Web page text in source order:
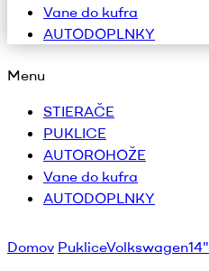
Vane do kufra
AUTODOPLNKY
Menu
STIERAČE
PUKLICE
AUTOROHOŽE
Vane do kufra
AUTODOPLNKY
Domov PukliceVolkswagen14"